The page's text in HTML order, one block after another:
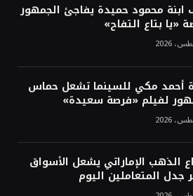
ابنة محمود حميدة يفاجئ الجمهور
«يا بتاع التفاح»
أحمد مكي للسينما تشعل حماس
لفيلم «فرصة سعيدة»
الذهب الإماراتي يشعل الأسواق
جدل المتعاملين اليوم